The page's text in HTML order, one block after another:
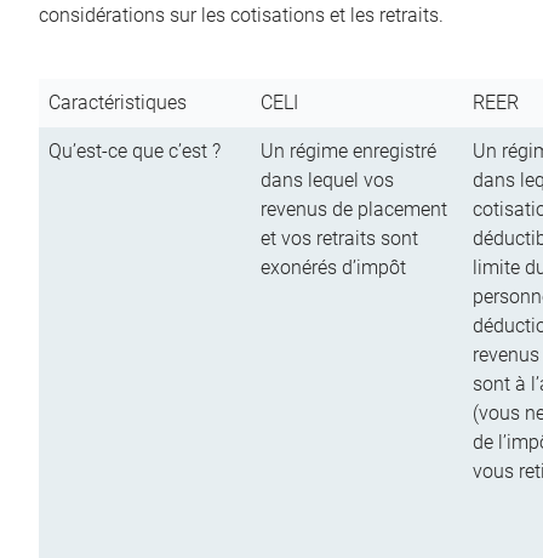
considérations sur les cotisations et les retraits.
Caractéristiques CELI REER
Qu’est-ce que c’est ?
Un régime enregistré
dans lequel vos
revenus de placement
et vos retraits sont
exonérés d’impôt
Un
dans
limite
sont à
(vous
de
vous